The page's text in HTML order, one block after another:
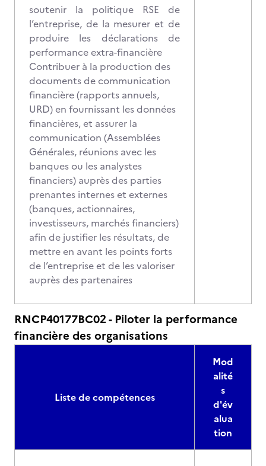
soutenir la politique RSE de
l’entreprise, de la mesurer et de
produire les déclarations de
performance extra-financière
Contribuer à la production des
documents de communication
financière (rapports annuels,
URD) en fournissant les données
financières, et assurer la
communication (Assemblées
Générales, réunions avec les
banques ou les analystes
financiers) auprès des parties
prenantes internes et externes
(banques, actionnaires,
investisseurs, marchés financiers)
afin de justifier les résultats, de
mettre en avant les points forts
de l’entreprise et de les valoriser
auprès des partenaires
RNCP40177BC02 - Piloter la performance
financière des organisations
Liste de compétences
Mod
alité
s
d'év
alua
tion